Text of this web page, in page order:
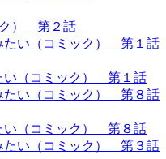
ク） 第２話
い（コミック） 第１話
い（コミック） 第８話